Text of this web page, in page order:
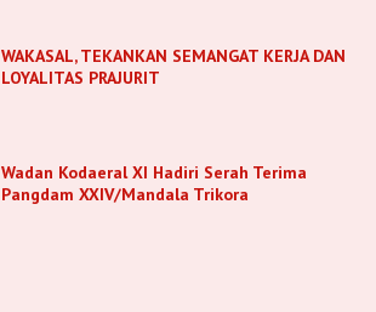
WAKASAL, TEKANKAN SEMANGAT KERJA DAN
LOYALITAS PRAJURIT
Wadan Kodaeral XI Hadiri Serah Terima
Pangdam XXIV/Mandala Trikora